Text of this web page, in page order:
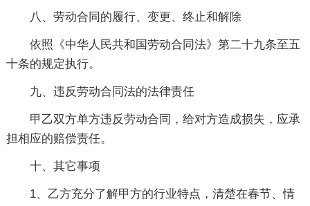
八、劳动合同的履行、变更、终止和解除
依照《中华人民共和国劳动合同法》第二十九条至五
十条的规定执行。
九、违反劳动合同法的法律责任
甲乙双方单方违反劳动合同，给对方造成损失，应承
担相应的赔偿责任。
十、其它事项
1、乙方充分了解甲方的行业特点，清楚在春节、情